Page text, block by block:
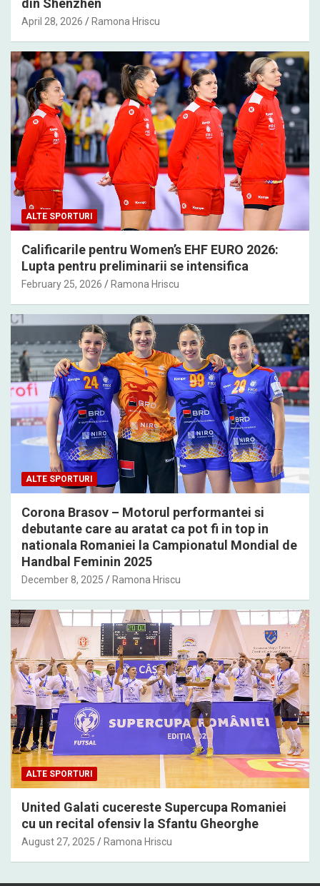
din Shenzhen
April 28, 2026 Ramona Hriscu
ALTE SPORTURI
Calificarile pentru Women’s EHF EURO 2026:
Lupta pentru preliminarii se intensifica
February 25, 2026 Ramona Hriscu
ALTE SPORTURI
Corona Brasov – Motorul performantei si
debutante care au aratat ca pot fi in top in
nationala Romaniei la Campionatul Mondial de
Handbal Feminin 2025
December 8, 2025 Ramona Hriscu
ALTE SPORTURI
United Galati cucereste Supercupa Romaniei
cu un recital ofensiv la Sfantu Gheorghe
August 27, 2025 Ramona Hriscu